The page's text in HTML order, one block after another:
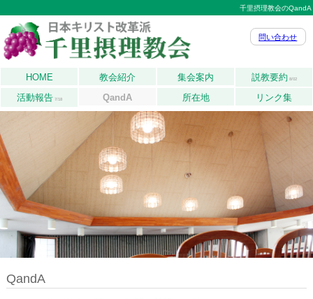
千里摂理教会のQandA
問い合わせ
HOME 教会紹介 集会案内 説教要約 8/02
活動報告 7/18 QandA 所在地 リンク集
QandA